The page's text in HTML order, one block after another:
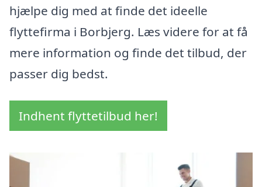
hjælpe dig med at finde det ideelle
flyttefirma i Borbjerg. Læs videre for at få
mere information og finde det tilbud, der
passer dig bedst.
Indhent flyttetilbud her!